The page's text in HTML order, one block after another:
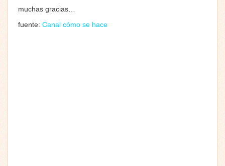
muchas gracias…
fuente: Canal cómo se hace